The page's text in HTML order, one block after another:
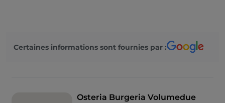
Certaines informations sont fournies par :
Osteria Burgeria Volumedue